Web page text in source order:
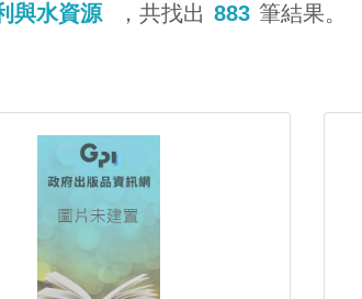
與水資源 ，共找出 883 筆結果。